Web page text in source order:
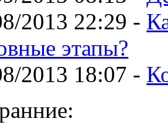
2013 22:29 -
этапы?
2013 18:07 -